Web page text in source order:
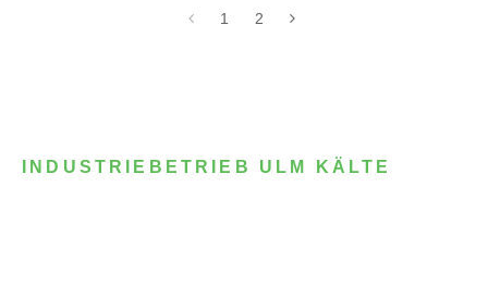
1 2
INDUSTRIEBETRIEB ULM KÄLTE